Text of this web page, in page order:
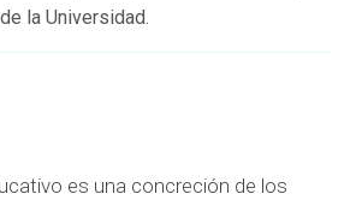
la Universidad.
es una concreción de los